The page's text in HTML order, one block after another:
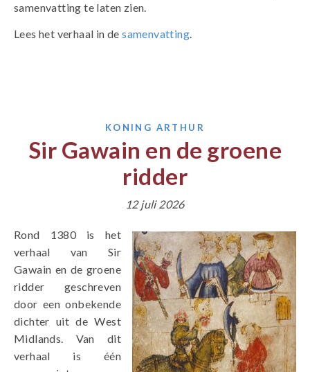
samenvatting te laten zien.
Lees het verhaal in desamenvatting.
KONING ARTHUR
Sir Gawain en de groene
ridder
12 juli 2026
Rond 1380 is het
verhaal van Sir
Gawain en de groene
ridder geschreven
door een onbekende
dichter uit de West
Midlands. Van dit
verhaal is één